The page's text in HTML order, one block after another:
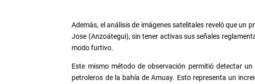
Además, el análisis de imágenes satelitales reveló que un
Jose (Anzoátegui), sin tener activas sus señales
modo furtivo.
Este mismo método de observación permitió detectar
petroleros de la bahía de Amuay. Esto representa un